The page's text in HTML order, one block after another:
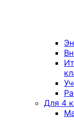
Для 4